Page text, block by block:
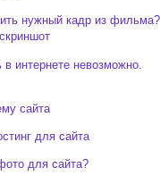
нужный кадр из фильма?
в интернете невозможно.
сайта
для сайта
для сайта?